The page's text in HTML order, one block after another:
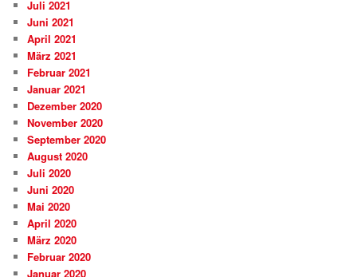
Juli 2021
Juni 2021
April 2021
März 2021
Februar 2021
Januar 2021
Dezember 2020
November 2020
September 2020
August 2020
Juli 2020
Juni 2020
Mai 2020
April 2020
März 2020
Februar 2020
Januar 2020